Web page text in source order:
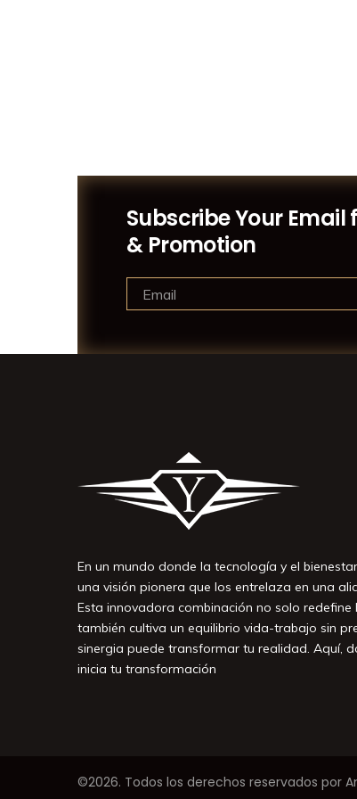
Subscribe Your Email
& Promotion
En un mundo donde la tecnología y el
una visión pionera que los entrelaza en una
Esta innovadora combinación no solo redefine
también cultiva un equilibrio vida-trabajo sin
sinergia puede transformar tu realidad. Aquí,
inicia tu transformación
©2026. Todos los derechos reservados por